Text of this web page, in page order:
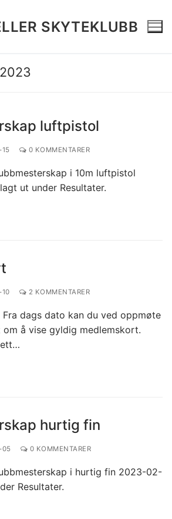
SKYTEKLUBB
luftpistol
0 KOMMENTARER
i 10m luftpistol
ut under Resultater.
2 KOMMENTARER
dags dato kan du ved oppmøte
å vise gyldig medlemskort.
hurtig fin
05 0 KOMMENTARER
i hurtig fin 2023-02-
Resultater.